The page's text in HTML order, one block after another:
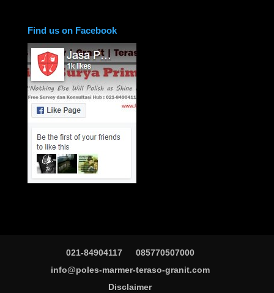
Find us on Facebook
021-84904117
085770507000
info@poles-marmer-teraso-granit.com
Disclaimer